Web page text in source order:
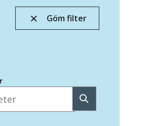
Göm filter
Sök